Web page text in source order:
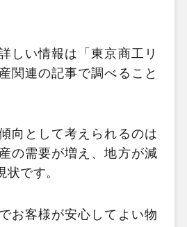
しい情報は「東京商工リ
関連の記事で調べること
向として考えられるのは
の需要が増え、地方が減
状です。
お客様が安心してよい物